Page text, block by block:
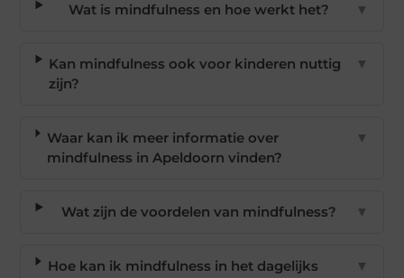
Wat is mindfulness en hoe werkt het? ▼
Kan mindfulness ook voor kinderen nuttig
zijn?
▼
Waar kan ik meer informatie over
mindfulness in Apeldoorn vinden?
▼
Wat zijn de voordelen van mindfulness? ▼
Hoe kan ik mindfulness in het dagelijks
▼